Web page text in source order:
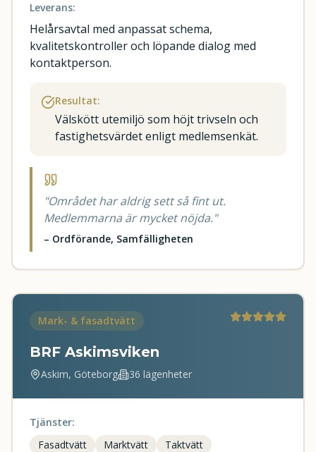
Leverans:
Helårsavtal med anpassat schema,
kvalitetskontroller och löpande dialog med
kontaktperson.
Resultat:
Välskött utemiljö som höjt trivseln och
fastighetsvärdet enligt medlemsenkät.
"Området har aldrig sett så fint ut.
Medlemmarna är mycket nöjda."
– Ordförande, Samfälligheten
Mark- & fasadtvätt
BRF Askimsviken
Askim, Göteborg 36 lägenheter
Tjänster:
Fasadtvätt
Marktvätt Taktvätt